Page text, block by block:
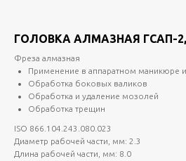
ГОЛОВКА АЛМАЗНАЯ ГСАП-
Фреза алмазная
Применение в аппаратном маникюре
Обработка боковых валиков
Обработка и удаление мозолей
Обработка трещин
ISO 866.104.243.080.023
Диаметр рабочей части, мм: 2.3
Длина рабочей части, мм: 8.0